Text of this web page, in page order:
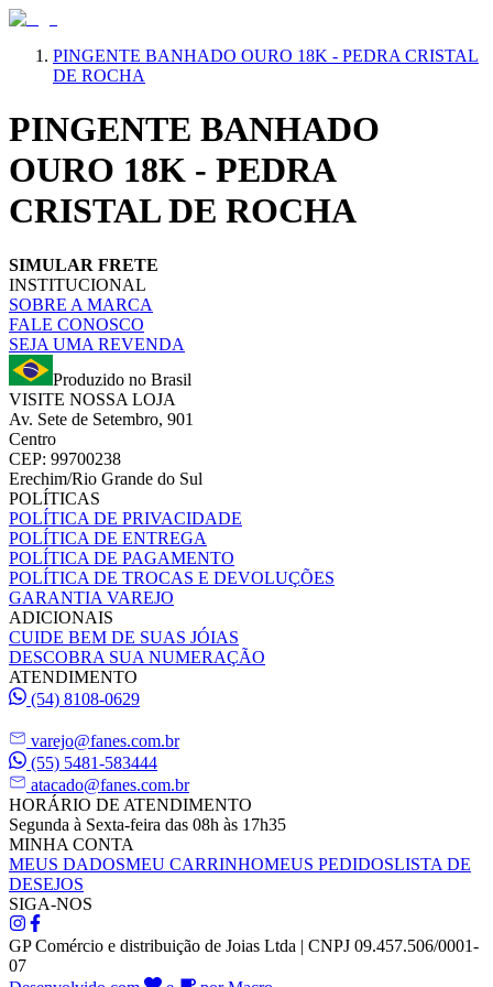
PINGENTE BANHADO OURO 18K - PEDRA CRISTAL
DE ROCHA
PINGENTE BANHADO
OURO 18K - PEDRA
CRISTAL DE ROCHA
SIMULAR FRETE
INSTITUCIONAL
SOBRE A MARCA
FALE CONOSCO
SEJA UMA REVENDA
Produzido no Brasil
VISITE NOSSA LOJA
Av. Sete de Setembro, 901
Centro
CEP: 99700238
Erechim/Rio Grande do Sul
POLÍTICAS
POLÍTICA DE PRIVACIDADE
POLÍTICA DE ENTREGA
POLÍTICA DE PAGAMENTO
POLÍTICA DE TROCAS E DEVOLUÇÕES
GARANTIA VAREJO
ADICIONAIS
CUIDE BEM DE SUAS JÓIAS
DESCOBRA SUA NUMERAÇÃO
ATENDIMENTO
(54) 8108-0629
varejo@fanes.com.br
(55) 5481-583444
atacado@fanes.com.br
HORÁRIO DE ATENDIMENTO
Segunda à Sexta-feira das 08h às 17h35
MINHA CONTA
MEUS DADOSMEU CARRINHOMEUS PEDIDOSLISTA DE
DESEJOS
SIGA-NOS
GP Comércio e distribuição de Joias Ltda | CNPJ 09.457.506/0001-
07